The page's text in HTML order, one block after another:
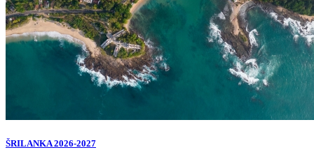
ŠRILANKA 2026-2027